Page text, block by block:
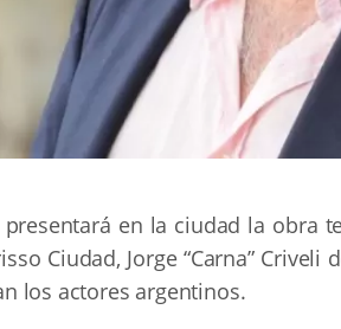
en la ciudad la obra
Ciudad, Jorge “Carna”
los actores argentinos.